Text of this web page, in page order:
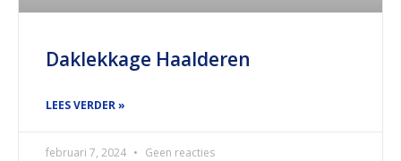
Daklekkage Haalderen
LEES VERDER »
februari 7, 2024 Geen reacties